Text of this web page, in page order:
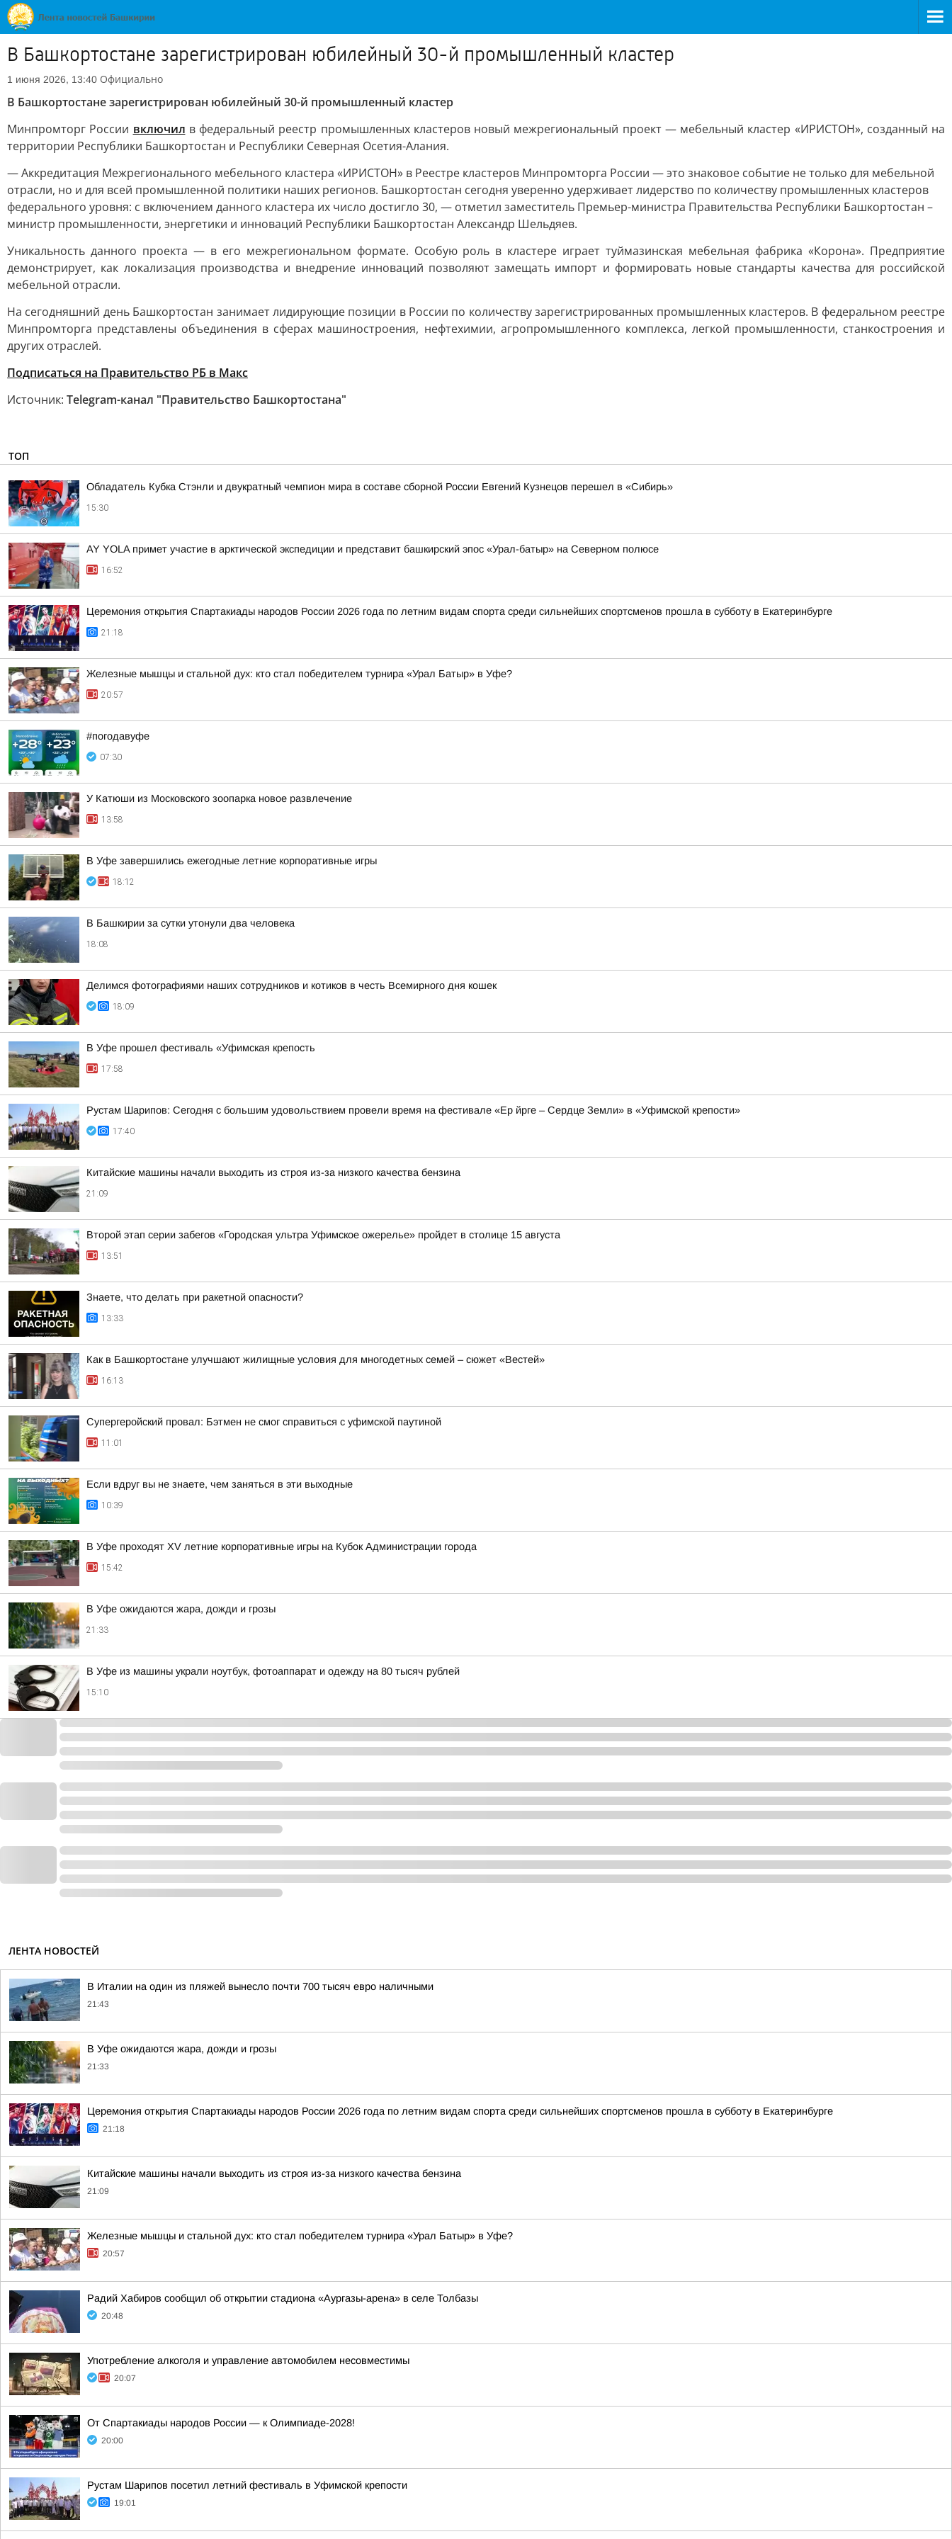
В Башкортостане зарегистрирован юбилейный 30-й промышленный кластер
1 июня 2026, 13:40 Официально
В Башкортостане зарегистрирован юбилейный 30-й промышленный кластер
Минпромторг России включил в федеральный реестр промышленных кластеров новый межрегиональный проект — мебельный кластер «ИРИСТОН», созданный на
территории Республики Башкортостан и Республики Северная Осетия-Алания.
— Аккредитация Межрегионального мебельного кластера «ИРИСТОН» в Реестре кластеров Минпромторга России — это знаковое событие не только для мебельной
отрасли, но и для всей промышленной политики наших регионов. Башкортостан сегодня уверенно удерживает лидерство по количеству промышленных кластеров
федерального уровня: с включением данного кластера их число достигло 30, — отметил заместитель Премьер-министра Правительства Республики Башкортостан –
министр промышленности, энергетики и инноваций Республики Башкортостан Александр Шельдяев.
Уникальность данного проекта — в его межрегиональном формате. Особую роль в кластере играет туймазинская мебельная фабрика «Корона». Предприятие
демонстрирует, как локализация производства и внедрение инноваций позволяют замещать импорт и формировать новые стандарты качества для российской
мебельной отрасли.
На сегодняшний день Башкортостан занимает лидирующие позиции в России по количеству зарегистрированных промышленных кластеров. В федеральном реестре
Минпромторга представлены объединения в сферах машиностроения, нефтехимии, агропромышленного комплекса, легкой промышленности, станкостроения и
других отраслей.
Подписаться на Правительство РБ в Макс
Источник: Telegram-канал "Правительство Башкортостана"
ТОП
Обладатель Кубка Стэнли и двукратный чемпион мира в составе сборной России Евгений Кузнецов перешел в «Сибирь»
15:30
AY YOLA примет участие в арктической экспедиции и представит башкирский эпос «Урал-батыр» на Северном полюсе
16:52
Церемония открытия Спартакиады народов России 2026 года по летним видам спорта среди сильнейших спортсменов прошла в субботу в Екатеринбурге
21:18
Железные мышцы и стальной дух: кто стал победителем турнира «Урал Батыр» в Уфе?
20:57
#погодавуфе
07:30
У Катюши из Московского зоопарка новое развлечение
13:58
В Уфе завершились ежегодные летние корпоративные игры
18:12
В Башкирии за сутки утонули два человека
18:08
Делимся фотографиями наших сотрудников и котиков в честь Всемирного дня кошек
18:09
В Уфе прошел фестиваль «Уфимская крепость
17:58
Рустам Шарипов: Сегодня с большим удовольствием провели время на фестивале «Ер йрге – Сердце Земли» в «Уфимской крепости»
17:40
Китайские машины начали выходить из строя из-за низкого качества бензина
21:09
Второй этап серии забегов «Городская ультра Уфимское ожерелье» пройдет в столице 15 августа
13:51
Знаете, что делать при ракетной опасности?
13:33
Как в Башкортостане улучшают жилищные условия для многодетных семей – сюжет «Вестей»
16:13
Супергеройский провал: Бэтмен не смог справиться с уфимской паутиной
11:01
Если вдруг вы не знаете, чем заняться в эти выходные
10:39
В Уфе проходят XV летние корпоративные игры на Кубок Администрации города
15:42
В Уфе ожидаются жара, дожди и грозы
21:33
В Уфе из машины украли ноутбук, фотоаппарат и одежду на 80 тысяч рублей
15:10
ЛЕНТА НОВОСТЕЙ
В Италии на один из пляжей вынесло почти 700 тысяч евро наличными
21:43
В Уфе ожидаются жара, дожди и грозы
21:33
Церемония открытия Спартакиады народов России 2026 года по летним видам спорта среди сильнейших спортсменов прошла в субботу в Екатеринбурге
21:18
Китайские машины начали выходить из строя из-за низкого качества бензина
21:09
Железные мышцы и стальной дух: кто стал победителем турнира «Урал Батыр» в Уфе?
20:57
Радий Хабиров сообщил об открытии стадиона «Аургазы-арена» в селе Толбазы
20:48
Употребление алкоголя и управление автомобилем несовместимы
20:07
От Спартакиады народов России — к Олимпиаде-2028!
20:00
Рустам Шарипов посетил летний фестиваль в Уфимской крепости
19:01